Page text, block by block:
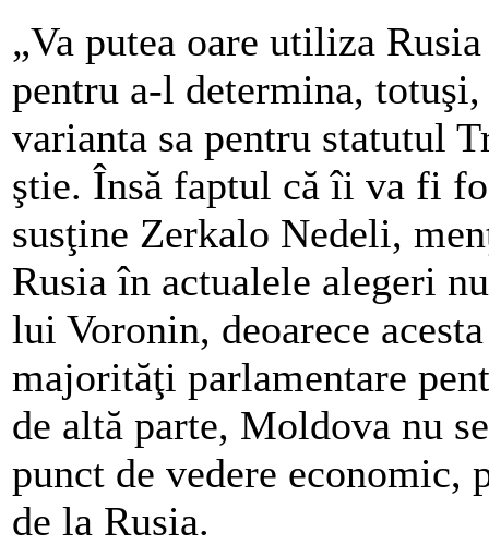
„Va putea oare utiliza
pentru a-l determina,
varianta sa pentru statutul
ştie. Însă faptul că îi va fi
susţine Zerkalo Nedeli,
Rusia în actualele alegeri
lui Voronin, deoarece
majorităţi parlamentare
de altă parte, Moldova nu
punct de vedere economic,
de la Rusia.